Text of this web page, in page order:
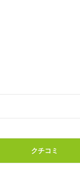
クチコミ